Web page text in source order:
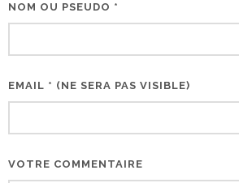
NOM OU PSEUDO *
EMAIL * (NE SERA PAS VISIBLE)
VOTRE COMMENTAIRE